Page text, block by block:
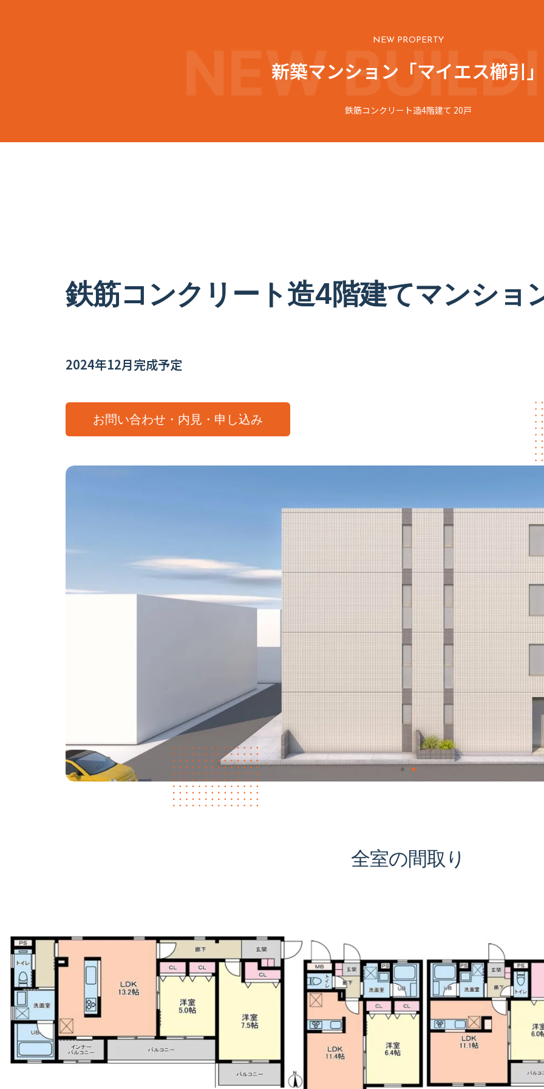
NEW PROPERTY
新築マンション「マイエス櫛引」
鉄筋コンクリート造4階建て 20戸
鉄筋コンクリート造4階建てマンショ
2024年12月完成予定
お問い合わせ・内見・申し込み
全室の間取り